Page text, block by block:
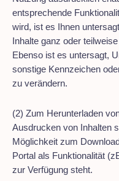
entsprechende
wird, ist es Ihnen
Inhalte ganz oder
Ebenso ist es untersagt,
sonstige Kennzeichen
zu verändern.
(2) Zum Herunterladen
Ausdrucken von Inhalten
Möglichkeit zum
Portal als Funktionalität
zur Verfügung steht.